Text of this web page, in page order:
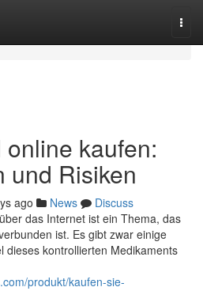
kaufen:
und Risiken
ago News
Discuss
das Internet ist ein Thema, das
ist. Es gibt zwar einige
dieses kontrollierten Medikaments
produkt/kaufen-sie-